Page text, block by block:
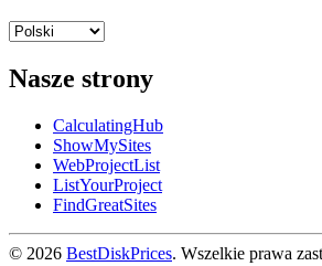
Nasze strony
CalculatingHub
ShowMySites
WebProjectList
ListYourProject
FindGreatSites
© 2026 BestDiskPrices. Wszelkie prawa